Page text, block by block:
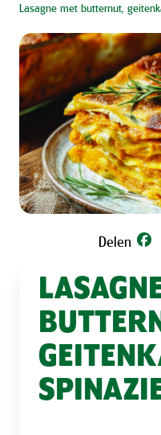
Lasagne met butternut,
Delen